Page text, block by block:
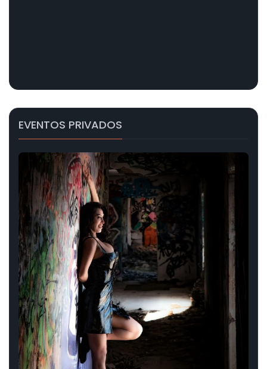
EVENTOS PRIVADOS